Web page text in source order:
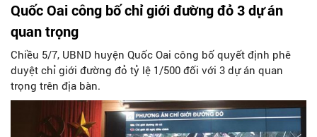
Quốc Oai công bố chỉ giới đường đỏ 3 dự án
quan trọng
Chiều 5/7, UBND huyện Quốc Oai công bố quyết định phê
duyệt chỉ giới đường đỏ tỷ lệ 1/500 đối với 3 dự án quan
trọng trên địa bàn.